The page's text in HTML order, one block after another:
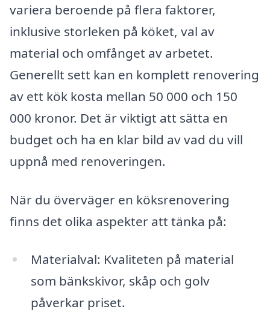
variera beroende på flera faktorer,
inklusive storleken på köket, val av
material och omfånget av arbetet.
Generellt sett kan en komplett renovering
av ett kök kosta mellan 50 000 och 150
000 kronor. Det är viktigt att sätta en
budget och ha en klar bild av vad du vill
uppnå med renoveringen.
När du överväger en köksrenovering
finns det olika aspekter att tänka på:
Materialval: Kvaliteten på material
som bänkskivor, skåp och golv
påverkar priset.